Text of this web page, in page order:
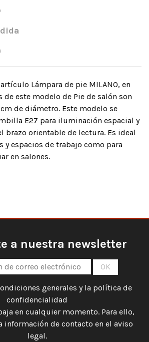
Lámpara de pie MILANO, en
de este modelo de Pie de salón son
de diámetro. Este modelo se
E27 para iluminación espacial y
brazo orientable de lectura. Es ideal
y espacios de trabajo como para
en salones.
a nuestra newsletter
generales y la política de
confidencialidad
en cualquier momento. Para ello,
información de contacto en el aviso
legal.